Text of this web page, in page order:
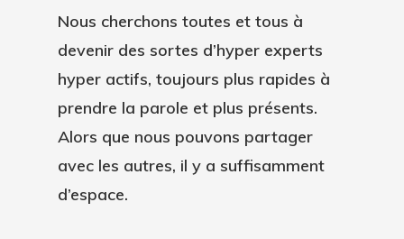
Nous cherchons toutes et tous à
devenir des sortes d’hyper experts
hyper actifs, toujours plus rapides à
prendre la parole et plus présents.
Alors que nous pouvons partager
avec les autres, il y a suffisamment
d’espace.